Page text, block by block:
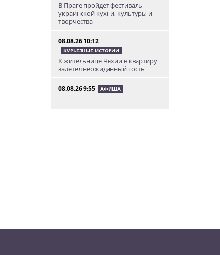
В Праге пройдет фестиваль
украинской кухни, культуры и
творчества
08.08.26 10:12
КУРЬЕЗНЫЕ ИСТОРИИ
К жительнице Чехии в квартиру
залетел неожиданный гость
08.08.26 9:55 АФИША